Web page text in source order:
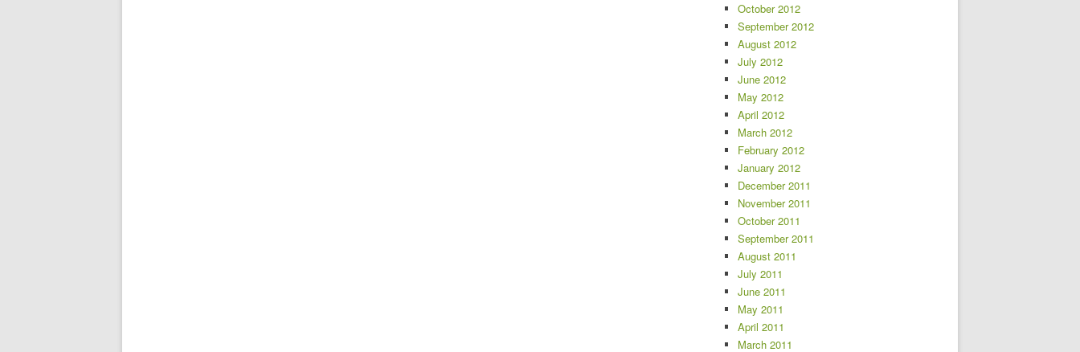
October 2012
September 2012
August 2012
July 2012
June 2012
May 2012
April 2012
March 2012
February 2012
January 2012
December 2011
November 2011
October 2011
September 2011
August 2011
July 2011
June 2011
May 2011
April 2011
March 2011